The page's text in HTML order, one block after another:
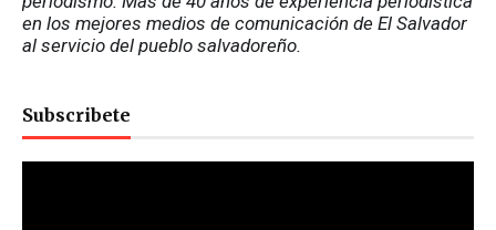
en los mejores medios de comunicación de El Salvador
al servicio del pueblo salvadoreño.
Subscribete